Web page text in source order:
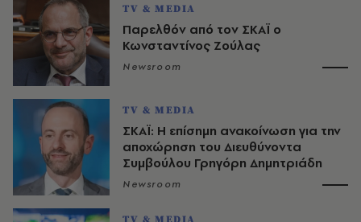
TV & MEDIA
Παρελθόν από τον ΣΚΑΪ ο
Κωνσταντίνος Ζούλας
Newsroom
TV & MEDIA
ΣΚΑΪ: Η επίσημη ανακοίνωση για την
αποχώρηση του Διευθύνοντα
Συμβούλου Γρηγόρη Δημητριάδη
Newsroom